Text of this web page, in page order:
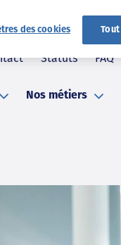
Nos métiers
Statuts FAQ
des cookies